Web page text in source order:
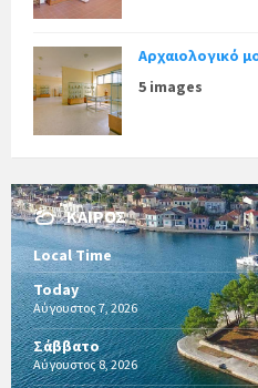
Αρχαιολογικό
5 images
ΚΑΙΡΌΣ
Local Time
Today
Αύγουστος 7, 2026
Σάββατο
Αύγουστος 8, 2026